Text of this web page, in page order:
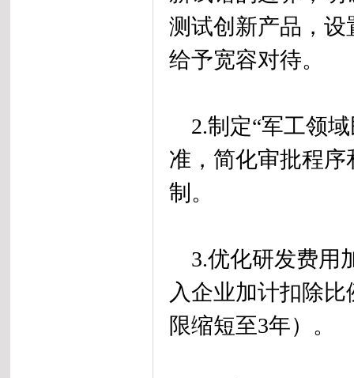
测试创新产品，
给予宽容对待。
2.制定“军工领域
准，简化审批程序
制。
3.优化研发费用
入企业加计扣除
限缩短至3年）。